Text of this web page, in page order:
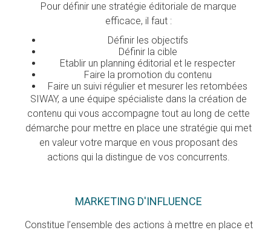
Pour définir une stratégie éditoriale de marque
efficace, il faut :
Définir les objectifs
Définir la cible
Etablir un planning éditorial et le respecter
Faire la promotion du contenu
Faire un suivi régulier et mesurer les retombées
SIWAY, a une équipe spécialiste dans la création de
contenu qui vous accompagne tout au long de cette
démarche pour mettre en place une stratégie qui met
en valeur votre marque en vous proposant des
actions qui la distingue de vos concurrents.
MARKETING D'INFLUENCE
Constitue l’ensemble des actions à mettre en place et